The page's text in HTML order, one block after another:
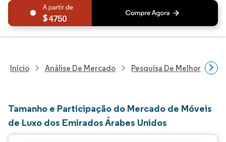
4750
Início Análise De Mercado Pesquisa De Melhorias
Tamanho e Participação do Mercado de Móveis
de Luxo dos Emirados Árabes Unidos